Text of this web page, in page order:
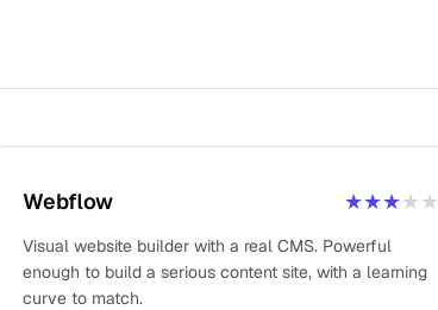
Webflow ★★★★★
Visual website builder with a real CMS. Powerful
enough to build a serious content site, with a learning
curve to match.